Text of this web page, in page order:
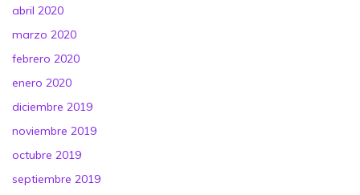
abril 2020
marzo 2020
febrero 2020
enero 2020
diciembre 2019
noviembre 2019
octubre 2019
septiembre 2019